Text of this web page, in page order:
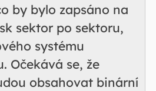
by bylo zapsáno na
sektor po sektoru,
systému
Očekává se, že
obsahovat binární